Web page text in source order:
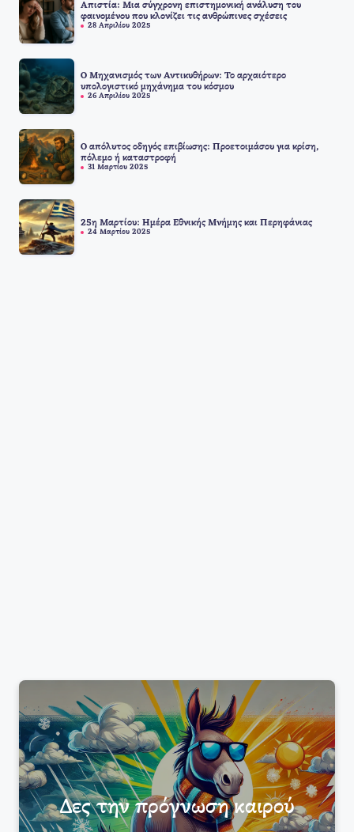
Απιστία: Μια σύγχρονη επιστημονική ανάλυση του
φαινομένου που κλονίζει τις ανθρώπινες σχέσεις
28 Απριλίου 2025
Ο Μηχανισμός των Αντικυθήρων: Το αρχαιότερο
υπολογιστικό μηχάνημα του κόσμου
26 Απριλίου 2025
Ο απόλυτος οδηγός επιβίωσης: Προετοιμάσου για κρίση,
πόλεμο ή καταστροφή
31 Μαρτίου 2025
25η Μαρτίου: Ημέρα Εθνικής Μνήμης και Περηφάνιας
24 Μαρτίου 2025
Δες την πρόγνωση καιρού